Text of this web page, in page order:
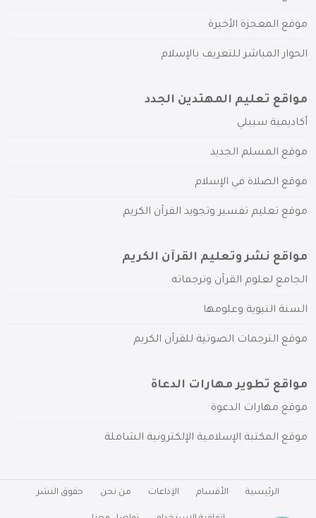
موقع المعجزة الأخيرة
الحوار المباشر للتعريف بالإسلام
مواقع تعليم المهتدين الجدد
أكاديمية سبيلي
موقع المسلم الجديد
موقع الصلاة في الإسلام
موقع تعليم تفسير وتجويد القرآن الكريم
مواقع نشر وتعليم القرآن الكريم
الجامع لعلوم القرآن وترجماته
السنة النبوية وعلومها
موقع الترجمات الصوتية للقرآن الكريم
مواقع تطوير مهارات الدعاة
موقع مهارات الدعوة
موقع المكتبة الإسلامية الإلكترونية الشاملة
الرئيسية الأقسام الإذاعات من نحن حقوق النشر